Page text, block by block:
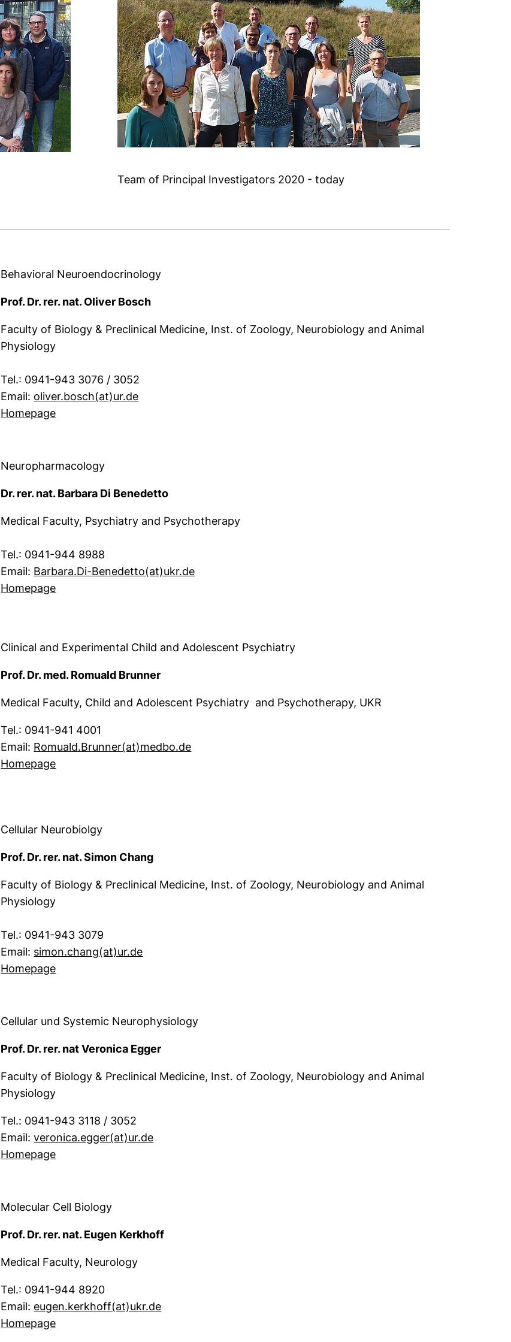
Team of Principal Investigators 2020 - today
Behavioral Neuroendocrinology
Prof. Dr. rer. nat. Oliver Bosch
Faculty of Biology & Preclinical Medicine, Inst. of Zoology, Neurobiology and Animal
Physiology
Tel.: 0941-943 3076 / 3052
Email: oliver.bosch​(at)​ur.de(öffnet Ihr E-Mail-Programm)
Homepage
Neuropharmacology
Dr. rer. nat. Barbara Di Benedetto
Medical Faculty, Psychiatry and Psychotherapy
Tel.: 0941-944 8988
Email: Barbara.Di-Benedetto​(at)​ukr.de(öffnet Ihr E-Mail-Programm)
Homepage(externer Link, öffnet neues Fenster)
Clinical and Experimental Child and Adolescent Psychiatry
Prof. Dr. med. Romuald Brunner
Medical Faculty, Child and Adolescent Psychiatry and Psychotherapy, UKR
Tel.: 0941-941 4001
Email: Romuald.Brunner​(at)​medbo.de(öffnet Ihr E-Mail-Programm)
Homepage(externer Link, öffnet neues Fenster)
Cellular Neurobiolgy
Prof. Dr. rer. nat. Simon Chang
Faculty of Biology & Preclinical Medicine, Inst. of Zoology, Neurobiology and Animal
Physiology
Tel.: 0941-943 3079
Email: simon.chang​(at)​ur.de(externer Link, öffnet neues Fenster)
Homepage
Cellular und Systemic Neurophysiology
Prof. Dr. rer. nat Veronica Egger
Faculty of Biology & Preclinical Medicine, Inst. of Zoology, Neurobiology and Animal
Physiology
Tel.: 0941-943 3118 / 3052
Email:veronica.egger​(at)​ur.de(öffnet Ihr E-Mail-Programm)
Homepage
Molecular Cell Biology
Prof. Dr. rer. nat. Eugen Kerkhoff
Medical Faculty, Neurology
Tel.: 0941-944 8920
Email: eugen.kerkhoff​(at)​ukr.de(öffnet Ihr E-Mail-Programm)
Homepage(externer Link, öffnet neues Fenster)